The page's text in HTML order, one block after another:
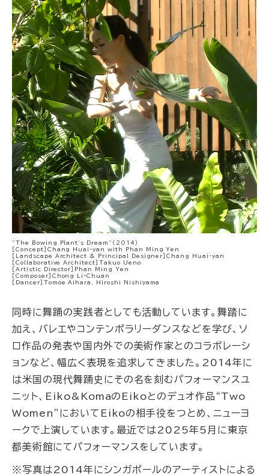
"The Bowing Plant's Dream"（2014）
［Concept］Chang Huai-yan with Phan Ming Yen
［Landscape Architect & Principal Designer］Chang Huai-yan
［Collaborative Architect］Takuo Ueno
［Artistic Director］Phan Ming Yen
［Composer］Chong Li-Chuan
［Dancer］Tomoe Aihara, Hiroshi Nishiyama
同時に舞踊の実践者としても活動しています。舞踏に
加え、バレエやコンテンポラリーダンスなどを学び、ソ
ロ作品の発表や国内外での美術作家とのコラボレーシ
ョンなど、幅広く表現を追求してきました。2014年に
は米国の現代舞踊史にその名を刻むパフォーマンスユ
ニット、Eiko&KomaのEikoとのデュオ作品“Two
Women”においてEikoの相手役をつとめ、ニューヨ
ークで上演しています。最近では2025年5月に東京
都美術館にてパフォーマンスをしています。
※写真は2014年にシンガポールのアーティストによる